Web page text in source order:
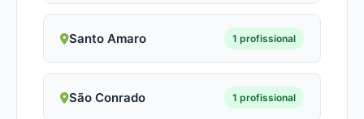
Santo Amaro 1 profissional
São Conrado 1 profissional